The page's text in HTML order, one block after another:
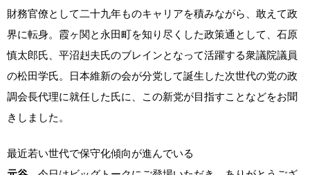
財務官僚として二十九年ものキャリアを積みながら、敢えて政
界に転身。霞ヶ関と永田町を知り尽くした政策通として、石原
慎太郎氏、平沼赳夫氏のブレインとなって活躍する衆議院議員
の松田学氏。日本維新の会が分党して誕生した次世代の党の政
調会長代理に就任した氏に、この新党が目指すことなどをお聞
きしました。
最近若い世代で保守化傾向が進んでいる